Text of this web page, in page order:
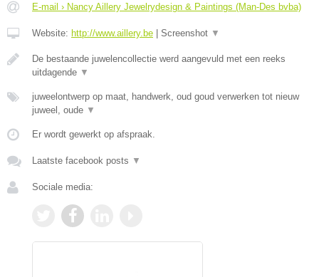
E-mail › Nancy Aillery Jewelrydesign & Paintings (Man-Des bvba)
Website: http://www.aillery.be | Screenshot ▼
De bestaande juwelencollectie werd aangevuld met een reeks
uitdagende ▼
juweelontwerp op maat, handwerk, oud goud verwerken tot nieuw
juweel, oude ▼
Er wordt gewerkt op afspraak.
Laatste facebook posts ▼
Sociale media: